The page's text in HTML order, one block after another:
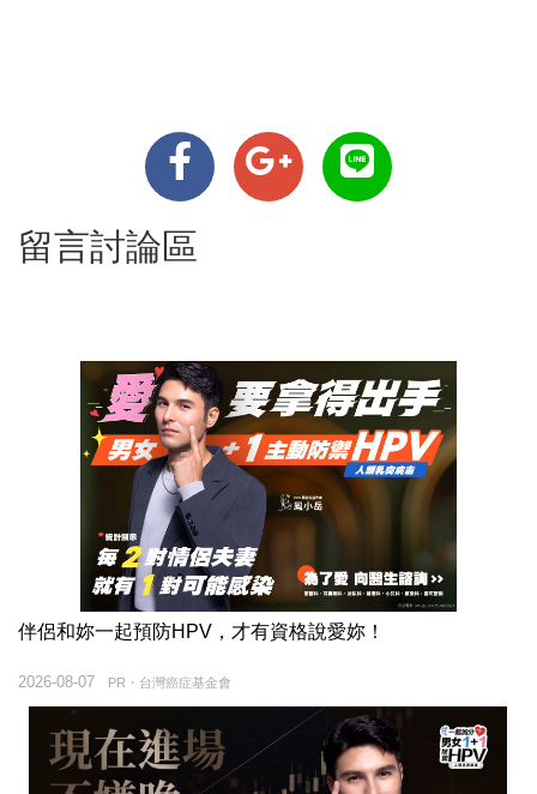
留言討論區
伴侶和妳一起預防HPV，才有資格說愛妳！
PR・台灣癌症基金會
2026-08-07